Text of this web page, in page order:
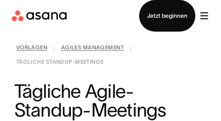
Jetzt beginnen
Vertrieb kontaktieren
VORLAGEN AGILES MANAGEMENT
TÄGLICHE STANDUP-MEETINGS
Tägliche Agile-
Standup-Meetings